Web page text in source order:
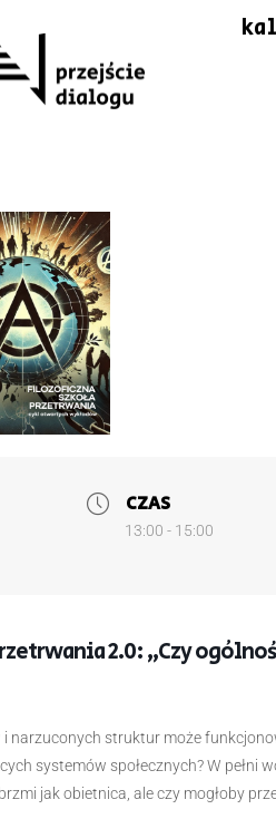
CZAS
13:00 - 15:00
2.0: „Czy
narzuconych struktur może
systemów społecznych? W pełni
jak obietnica, ale czy mogłoby